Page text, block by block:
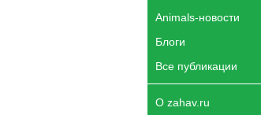
Animals-новости
Блоги
Все публикации
О zahav.ru